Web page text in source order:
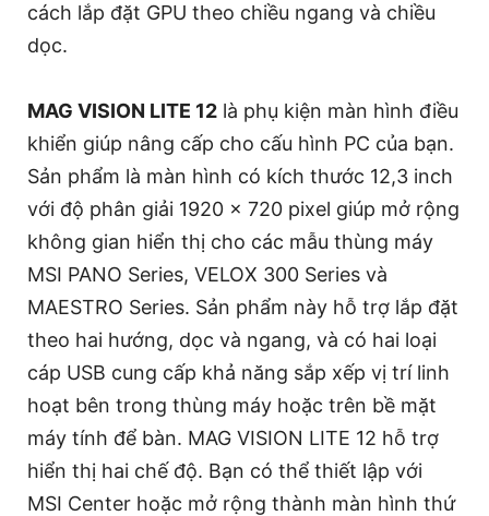
cách lắp đặt GPU theo chiều ngang và chiều
dọc.
MAG VISION LITE 12 là phụ kiện màn hình điều
khiển giúp nâng cấp cho cấu hình PC của bạn.
Sản phẩm là màn hình có kích thước 12,3 inch
với độ phân giải 1920 x 720 pixel giúp mở rộng
không gian hiển thị cho các mẫu thùng máy
MSI PANO Series, VELOX 300 Series và
MAESTRO Series. Sản phẩm này hỗ trợ lắp đặt
theo hai hướng, dọc và ngang, và có hai loại
cáp USB cung cấp khả năng sắp xếp vị trí linh
hoạt bên trong thùng máy hoặc trên bề mặt
máy tính để bàn. MAG VISION LITE 12 hỗ trợ
hiển thị hai chế độ. Bạn có thể thiết lập với
MSI Center hoặc mở rộng thành màn hình thứ